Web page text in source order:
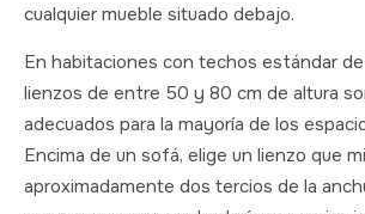
cualquier mueble situado debajo.
En habitaciones con techos estándar
lienzos de entre 50 y 80 cm de altura
adecuados para la mayoría de los
Encima de un sofá, elige un lienzo que
aproximadamente dos tercios de la